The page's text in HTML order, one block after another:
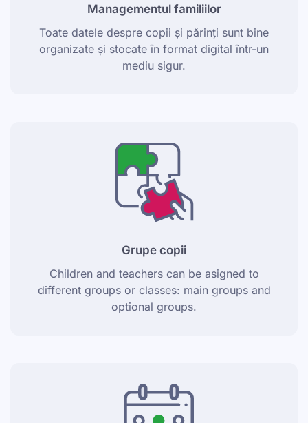
Managementul familiilor
Toate datele despre copii și părinți sunt bine
organizate și stocate în format digital într-un
mediu sigur.
Grupe copii
Children and teachers can be asigned to
different groups or classes: main groups and
optional groups.